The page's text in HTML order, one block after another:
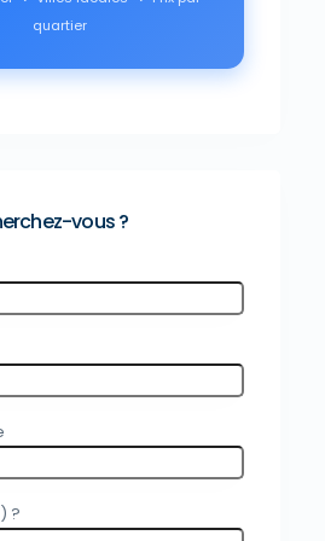
quartier
vous ?
?